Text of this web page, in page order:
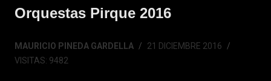
Orquestas Pirque 2016
MAURICIO PINEDA GARDELLA
21 DICIEMBRE 2016
VISITAS: 9482